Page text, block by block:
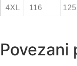
4XL
116 125
Povezani